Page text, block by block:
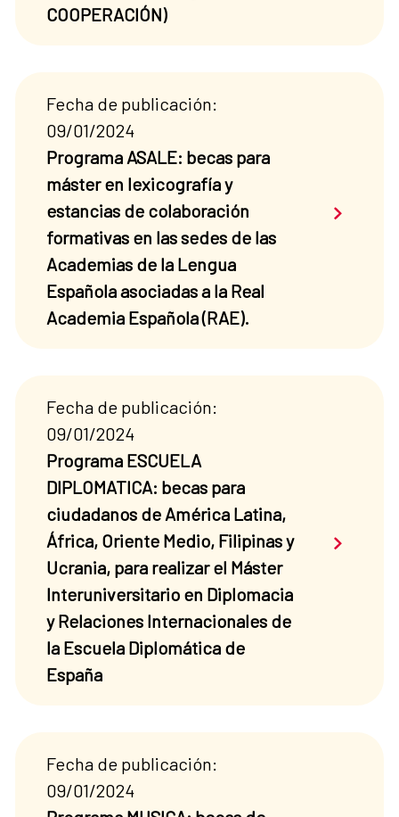
COOPERACIÓN)
Fecha de publicación:
09/01/2024
Programa ASALE: becas para
máster en lexicografía y
estancias de colaboración
formativas en las sedes de las
Academias de la Lengua
Española asociadas a la Real
Academia Española (RAE).
Saber
Fecha de publicación:
09/01/2024
Programa ESCUELA
DIPLOMATICA: becas para
ciudadanos de América Latina,
África, Oriente Medio, Filipinas y
Ucrania, para realizar el Máster
Interuniversitario en Diplomacia
y Relaciones Internacionales de
la Escuela Diplomática de
España
Saber
Fecha de publicación:
09/01/2024